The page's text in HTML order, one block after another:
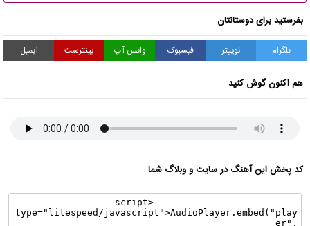
بفرستید برای دوستانتان
تلگرام توییتر فیسبوک واتس آپ پینترست ایمیل
هم اکنون گوش کنید
کد پخش این آهنگ در سایت و وبلاگ شما